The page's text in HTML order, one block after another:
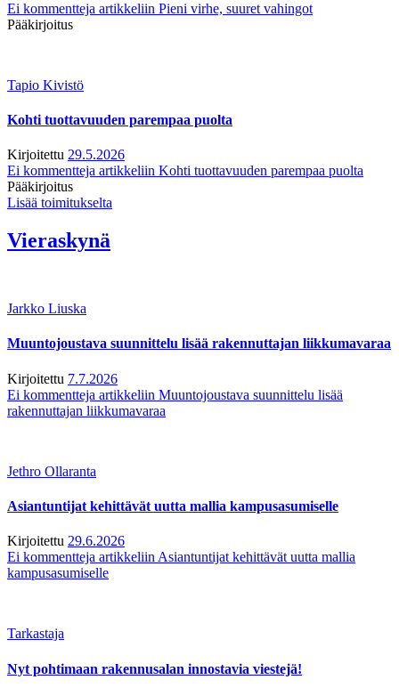
Ei kommentteja artikkeliin Pieni virhe, suuret vahingot
Pääkirjoitus
Tapio Kivistö
Kohti tuottavuuden parempaa puolta
Kirjoitettu 29.5.2026
Ei kommentteja artikkeliin Kohti tuottavuuden parempaa puolta
Pääkirjoitus
Lisää toimitukselta
Vieraskynä
Jarkko Liuska
Muuntojoustava suunnittelu lisää rakennuttajan liikkumavaraa
Kirjoitettu 7.7.2026
Ei kommentteja artikkeliin Muuntojoustava suunnittelu lisää
rakennuttajan liikkumavaraa
Jethro Ollaranta
Asiantuntijat kehittävät uutta mallia kampusasumiselle
Kirjoitettu 29.6.2026
Ei kommentteja artikkeliin Asiantuntijat kehittävät uutta mallia
kampusasumiselle
Tarkastaja
Nyt pohtimaan rakennusalan innostavia viestejä!